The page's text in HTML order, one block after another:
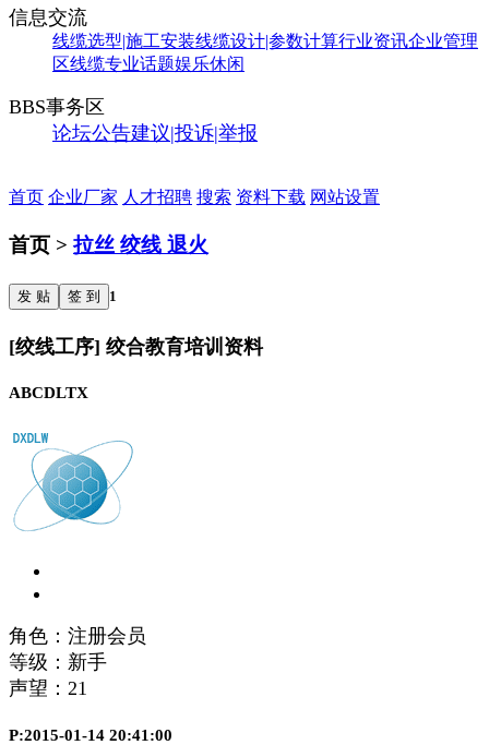
信息交流
线缆选型|施工安装线缆设计|参数计算行业资讯企业管理
区线缆专业话题娱乐休闲
BBS事务区
论坛公告建议|投诉|举报
首页 企业厂家 人才招聘 搜索 资料下载 网站设置
首页 > 拉丝 绞线 退火
发 贴 签 到 1
[绞线工序] 绞合教育培训资料
ABCDLTX
角色：注册会员
等级：新手
声望： 21
P:2015-01-14 20:41:00